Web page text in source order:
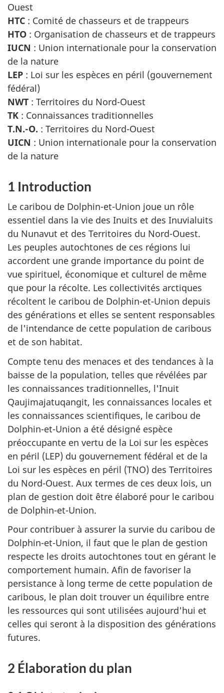
Ouest
HTC : Comité de chasseurs et de trappeurs
HTO : Organisation de chasseurs et de trappeurs
IUCN : Union internationale pour la conservation
de la nature
LEP : Loi sur les espèces en péril (gouvernement
fédéral)
NWT : Territoires du Nord-Ouest
TK : Connaissances traditionnelles
T.N.-O. : Territoires du Nord-Ouest
UICN : Union internationale pour la conservation
de la nature
1 Introduction
Le caribou de Dolphin-et-Union joue un rôle
essentiel dans la vie des Inuits et des Inuvialuits
du Nunavut et des Territoires du Nord-Ouest.
Les peuples autochtones de ces régions lui
accordent une grande importance du point de
vue spirituel, économique et culturel de même
que pour la récolte. Les collectivités arctiques
récoltent le caribou de Dolphin-et-Union depuis
des générations et elles se sentent responsables
de l'intendance de cette population de caribous
et de son habitat.
Compte tenu des menaces et des tendances à la
baisse de la population, telles que révélées par
les connaissances traditionnelles, l'Inuit
Qaujimajatuqangit, les connaissances locales et
les connaissances scientifiques, le caribou de
Dolphin-et-Union a été désigné espèce
préoccupante en vertu de la Loi sur les espèces
en péril (LEP) du gouvernement fédéral et de la
Loi sur les espèces en péril (TNO) des Territoires
du Nord-Ouest. Aux termes de ces deux lois, un
plan de gestion doit être élaboré pour le caribou
de Dolphin-et-Union.
Pour contribuer à assurer la survie du caribou de
Dolphin-et-Union, il faut que le plan de gestion
respecte les droits autochtones tout en gérant le
comportement humain. Afin de favoriser la
persistance à long terme de cette population de
caribous, le plan doit trouver un équilibre entre
les ressources qui sont utilisées aujourd'hui et
celles qui seront à la disposition des générations
futures.
2 Élaboration du plan